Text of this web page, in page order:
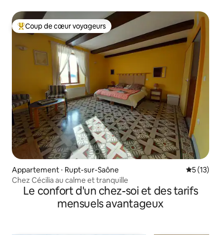
Coups de cœur voyageurs les plus appréciés
Coup de cœur voyageurs
Appartement ⋅ Rupt-sur-Saône
5 (13)
Chez Cécilia au calme et tranquille
Le confort d'un chez-soi et des tarifs
mensuels avantageux